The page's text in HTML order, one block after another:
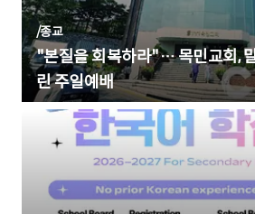
/종교
"본질을 회복하라"… 목민교회,
린 주일예배